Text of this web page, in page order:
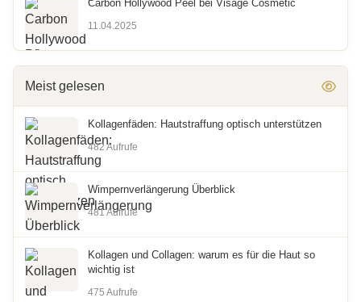
Carbon Hollywood Peel bei Visage Cosmetic
11.04.2025
Meist gelesen
Kollagenfäden: Hautstraffung optisch unterstützen
482 Aufrufe
Wimpernverlängerung Überblick
481 Aufrufe
Kollagen und Collagen: warum es für die Haut so
wichtig ist
475 Aufrufe